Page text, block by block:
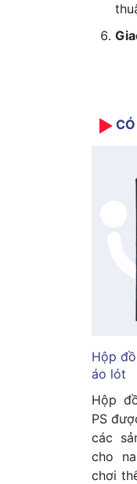
Hộp
áo lót
Hộp
PS
các
cho
chơi